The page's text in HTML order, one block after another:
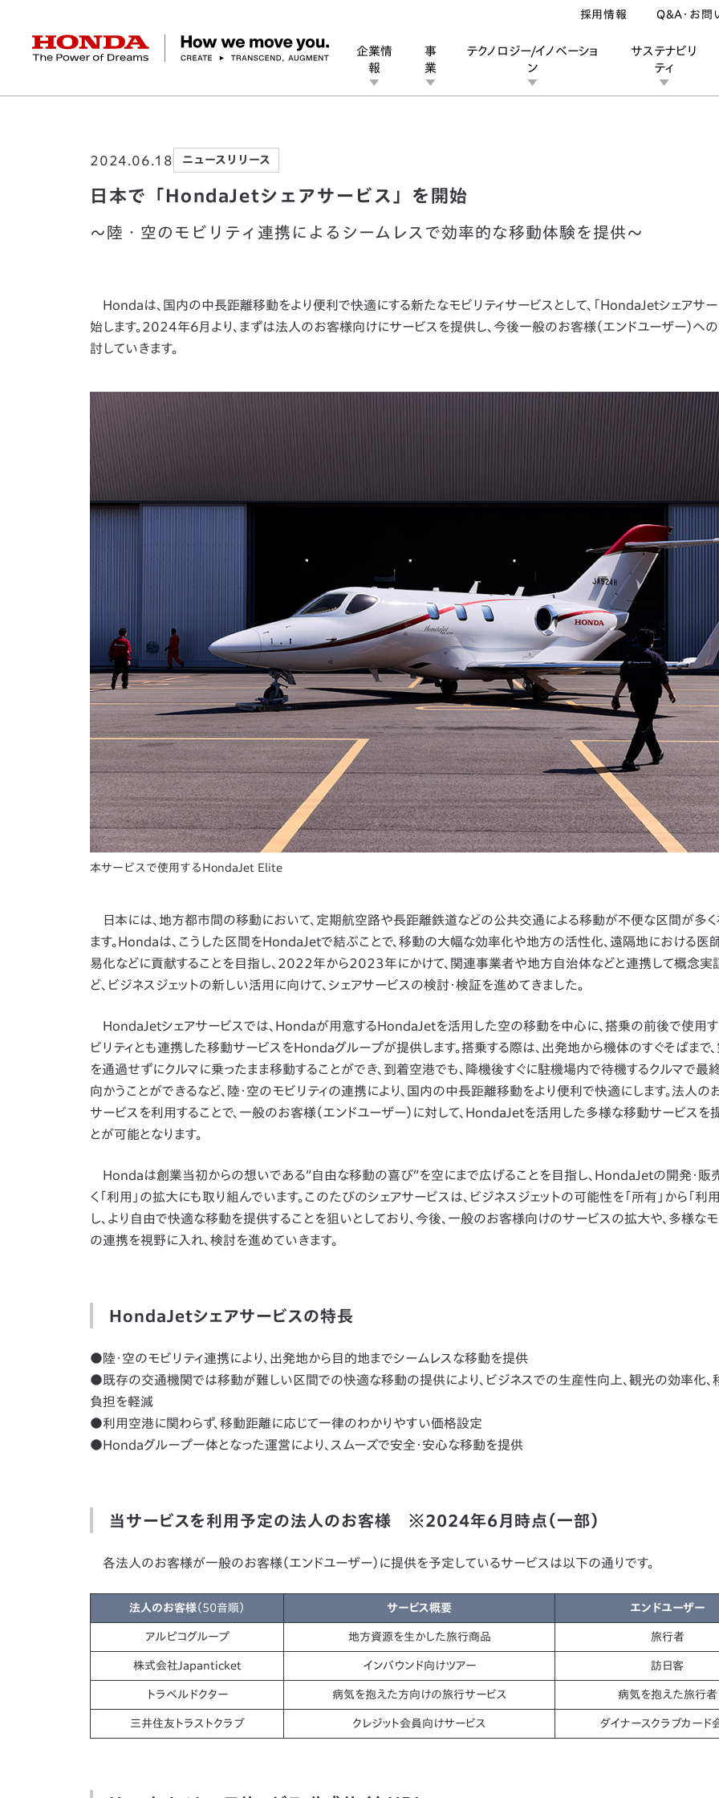
HONDA The Power of Dreams
企業情
報
経営方針 会社概要 ヒストリー
事
業
パワープロダクツ マリン
テクノロジー/イノベーショ
ン
デザイン オープンイノベーション
サステナビリ
ティ
Honda Report 環境 社会
財務・業績情報 株式・債券情報
採用情報 Q&A・お問
日本で「HondaJetシェアサービス」を開始
2024.06.18 ニュースリリース
日本で「HondaJetシェアサービス」を開始
～陸・空のモビリティ連携によるシームレスで効率的な移動体験を提供～
Hondaは、国内の中長距離移動をより便利で快適にする新たなモビリティサービスとして、「HondaJetシェアサー
始します。2024年6月より、まずは法人のお客様向けにサービスを提供し、今後一般のお客様（エンドユーザー）へ
討していきます。
本サービスで使用するHondaJet Elite
日本には、地方都市間の移動において、定期航空路や長距離鉄道などの公共交通による移動が不便な区間が多く
ます。Hondaは、こうした区間をHondaJetで結ぶことで、移動の大幅な効率化や地方の活性化、遠隔地における医
易化などに貢献することを目指し、2022年から2023年にかけて、関連事業者や地方自治体などと連携して概念実
ど、ビジネスジェットの新しい活用に向けて、シェアサービスの検討・検証を進めてきました。
HondaJetシェアサービスでは、Hondaが用意するHondaJetを活用した空の移動を中心に、搭乗の前後で使用
ビリティとも連携した移動サービスをHondaグループが提供します。搭乗する際は、出発地から機体のすぐそばまで
を通過せずにクルマに乗ったまま移動することができ、到着空港でも、降機後すぐに駐機場内で待機するクルマで最
向かうことができるなど、陸・空のモビリティの連携により、 国内の中長距離移動をより便利で快適にします。法人の
サービスを利用することで、一般のお客様（エンドユーザー）に対して、HondaJetを活用した多様な移動サービスを
とが可能となります。
Hondaは創業当初からの想いである“自由な移動の喜び”を空にまで広げることを目指し、HondaJetの開発・販
く「利用」の拡大にも取り組んでいます。このたびのシェアサービスは、ビジネスジェットの可能性を「所有」から「利
し、より自由で快適な移動を提供することを狙いとしており、今後、一般のお客様向けのサービスの拡大や、多様なモ
の連携を視野に入れ、検討を進めていきます。
HondaJetシェアサービスの特長
●陸・空のモビリティ連携により、出発地から目的地までシームレスな移動を提供
●既存の交通機関では移動が難しい区間での快適な移動の提供により、ビジネスでの生産性向上、観光の効率化、
負担を軽減
●利用空港に関わらず、移動距離に応じて一律のわかりやすい価格設定
●Hondaグループ一体となった運営により、スムーズで安全・安心な移動を提供
当サービスを利用予定の法人のお客様 ※2024年6月時点（一部）
各法人のお客様が一般のお客様（エンドユーザー）に提供を予定しているサービスは以下の通りです。
法人のお客様（50音順） サービス概要 エンドユーザー
アルピコグループ 地方資源を生かした旅行商品 旅行者
株式会社Japanticket インバウンド向けツアー 訪日客
トラベルドクター 病気を抱えた方向けの旅行サービス 病気を抱えた旅行者
三井住友トラストクラブ クレジット会員向けサービス ダイナースクラブカード